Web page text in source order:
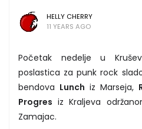
HELLY CHERRY
11 YEARS AGO
Početak nedelje u
poslastica za punk rock
bendova Lunch iz Marseja,
Progres iz Kraljeva
Zamajac.